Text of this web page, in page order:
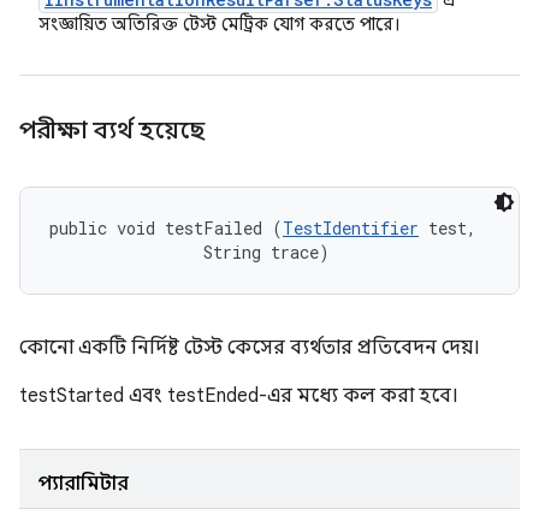
সংজ্ঞায়িত অতিরিক্ত টেস্ট মেট্রিক যোগ করতে পারে।
পরীক্ষা ব্যর্থ হয়েছে
public void testFailed (TestIdentifier test,
                String trace)
কোনো একটি নির্দিষ্ট টেস্ট কেসের ব্যর্থতার প্রতিবেদন দেয়।
testStarted এবং testEnded-এর মধ্যে কল করা হবে।
প্যারামিটার